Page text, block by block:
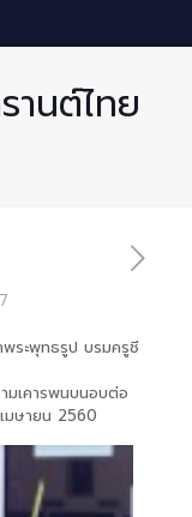
านต์ไทย
ระพุทธรูป บรมครูชี
มเคารพนบนอบต่อ
มษายน 2560